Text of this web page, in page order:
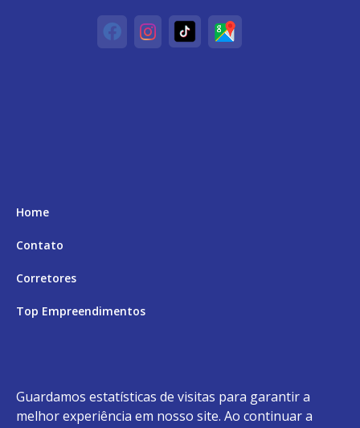
Guardamos estatísticas de visitas para garantir a
melhor experiência em nosso site. Ao continuar a
Home
Contato
Corretores
Top Empreendimentos
Top 9 Financiamento Bancário